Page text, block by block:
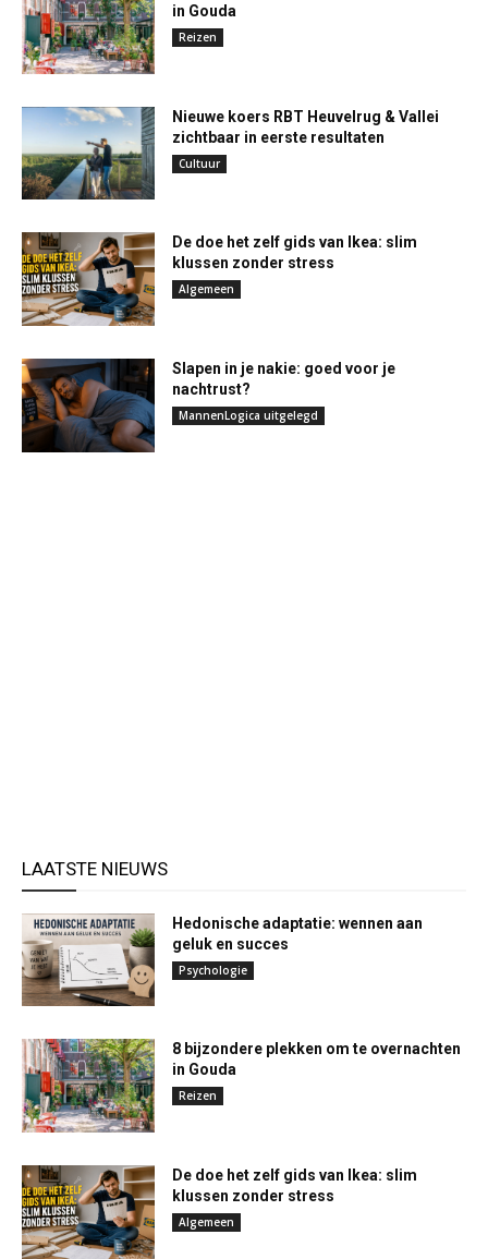
in Gouda
Reizen
Nieuwe koers RBT Heuvelrug & Vallei
zichtbaar in eerste resultaten
Cultuur
De doe het zelf gids van Ikea: slim
klussen zonder stress
Algemeen
Slapen in je nakie: goed voor je
nachtrust?
MannenLogica uitgelegd
LAATSTE NIEUWS
Hedonische adaptatie: wennen aan
geluk en succes
Psychologie
8 bijzondere plekken om te overnachten
in Gouda
Reizen
De doe het zelf gids van Ikea: slim
klussen zonder stress
Algemeen